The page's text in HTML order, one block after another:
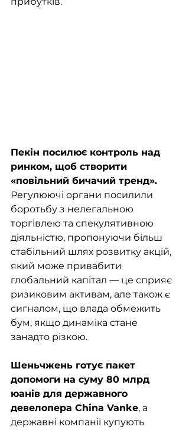
Пекін посилює контроль над
ринком, щоб створити
«повільний бичачий тренд».
Регулюючі органи посилили
боротьбу з нелегальною
торгівлею та спекулятивною
діяльністю, пропонуючи більш
стабільний шлях розвитку акцій,
який може привабити
глобальний капітал — це сприяє
ризиковим активам, але також є
сигналом, що влада обмежить
бум, якщо динаміка стане
занадто різкою.
Шеньчжень готує пакет
допомоги на суму 80 млрд
юанів для державного
девелопера China Vanke, а
державні компанії купують